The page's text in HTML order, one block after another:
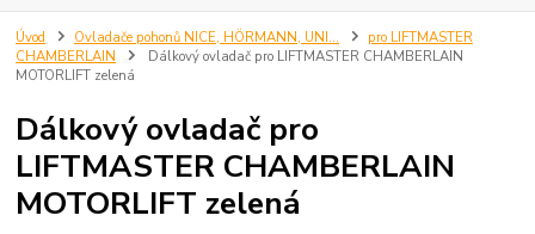
Úvod Ovladače pohonů NICE, HÖRMANN, UNI...
pro LIFTMASTER
CHAMBERLAIN
Dálkový ovladač pro LIFTMASTER CHAMBERLAIN
MOTORLIFT zelená
Dálkový ovladač pro
LIFTMASTER CHAMBERLAIN
MOTORLIFT zelená